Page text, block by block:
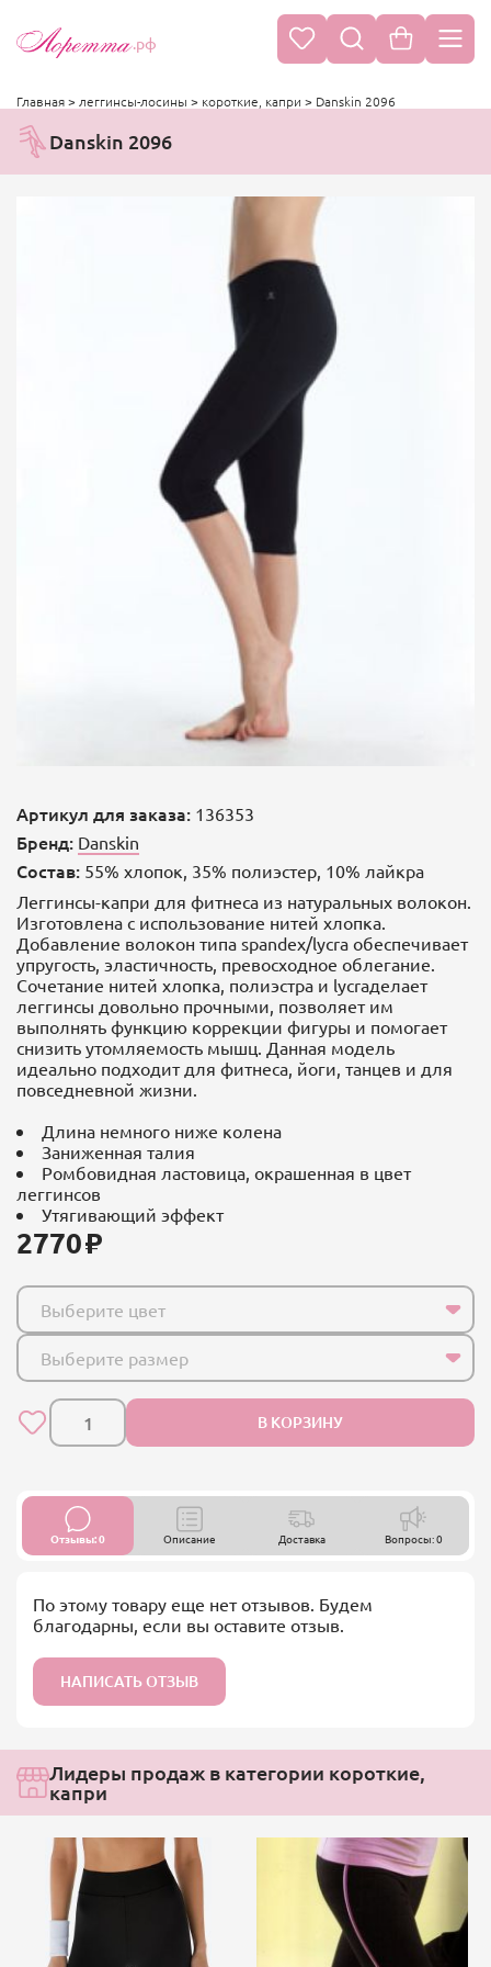
.рф
Главная> леггинсы-лосины > короткие, капри > Danskin 2096
Danskin 2096
Артикул для заказа: 136353
Бренд: Danskin
Состав: 55% хлопок, 35% полиэстер, 10% лайкра
Леггинсы-капри для фитнеса из натуральных волокон.
Изготовлена с использование нитей хлопка.
Добавление волокон типа spandex/lycra обеспечивает
упругость, эластичность, превосходное облегание.
Сочетание нитей хлопка, полиэстра и lycraделает
леггинсы довольно прочными, позволяет им
выполнять функцию коррекции фигуры и помогает
снизить утомляемость мышц. Данная модель
идеально подходит для фитнеса, йоги, танцев и для
повседневной жизни.
Длина немного ниже колена
Заниженная талия
Ромбовидная ластовица, окрашенная в цвет
леггинсов
Утягивающий эффект
2770
Выберите цвет
Выберите размер
В КОРЗИНУ
Отзывы: 0 Описание Доставка Вопросы: 0
По этому товару еще нет отзывов. Будем
благодарны, если вы оставите отзыв.
НАПИСАТЬ ОТЗЫВ
Лидеры продаж в категории короткие,
капри